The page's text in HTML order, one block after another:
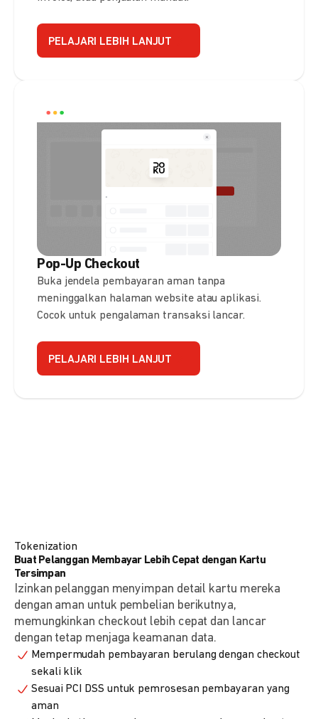
PELAJARI LEBIH LANJUT
Pop-Up Checkout
Buka jendela pembayaran aman tanpa
meninggalkan halaman website atau aplikasi.
Cocok untuk pengalaman transaksi lancar.
PELAJARI LEBIH LANJUT
Tokenization
Buat Pelanggan Membayar Lebih Cepat dengan Kartu
Tersimpan
Izinkan pelanggan menyimpan detail kartu mereka
dengan aman untuk pembelian berikutnya,
memungkinkan checkout lebih cepat dan lancar
dengan tetap menjaga keamanan data.
Mempermudah pembayaran berulang dengan checkout
sekali klik
Sesuai PCI DSS untuk pemrosesan pembayaran yang
aman